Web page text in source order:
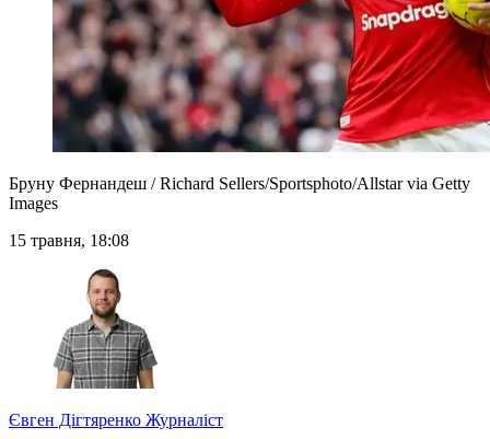
Бруну Фернандеш / Richard Sellers/Sportsphoto/Allstar via Getty
Images
15 травня, 18:08
Євген Дігтяренко Журналіст